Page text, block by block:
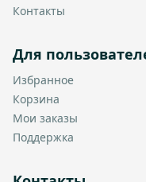
Контакты
Для
Избранное
Корзина
Мои заказы
Поддержка